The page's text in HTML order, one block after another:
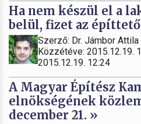
Ha nem készül el a
belül, fizet az
Szerző: Dr. Jámbor Attila
Közzétéve: 2015.12.19.
2015.12.19. 12:24
A Magyar Építész
elnökségének
december 21. »